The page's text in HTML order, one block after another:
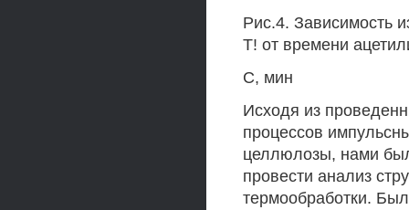
Рис.4. Зависимость
Т! от времени
С, мин
Исходя из
процессов
целлюлозы, нами
провести анализ
термообработки.